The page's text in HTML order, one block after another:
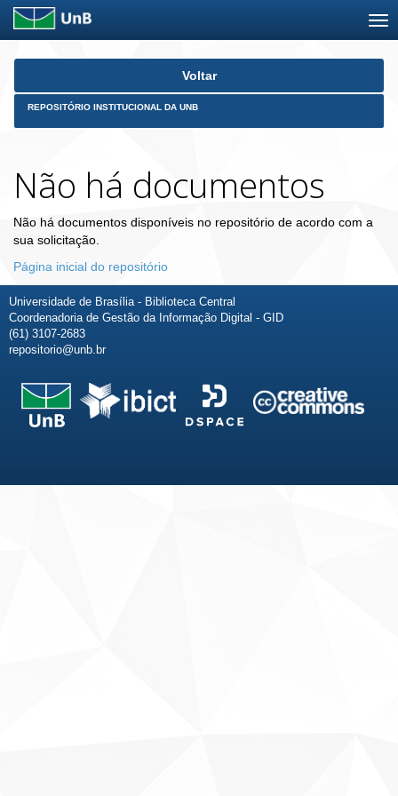
Skip
Voltar
REPOSITÓRIO INSTITUCIONAL DA UNB
Não há documentos
Não há documentos disponíveis no repositório de acordo com a
sua solicitação.
Página inicial do repositório
Universidade de Brasília - Biblioteca Central
Coordenadoria de Gestão da Informação Digital - GID
(61) 3107-2683
repositorio@unb.br